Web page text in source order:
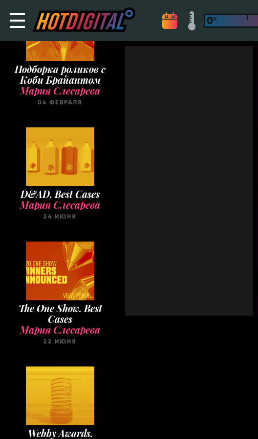
Подборка роликов с
Коби Брайантом
Мария Слесарева
04 ФЕВРАЛЯ
D&AD. Best Cases
Мария Слесарева
24 ИЮНЯ
The One Show. Best
Cases
Мария Слесарева
22 ИЮНЯ
Webby Awards.